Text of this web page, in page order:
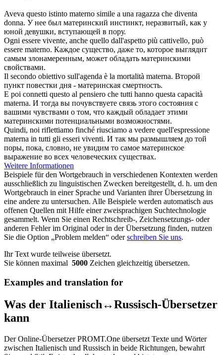
Aveva questo istinto materno simile a una ragazza che diventa
donna. У нее был материнский инстинкт, неразвитый, как у
юной девушки, вступающей в пору.
Ogni essere vivente, anche quello dall'aspetto più cattivello, può
essere materno. Каждое существо, даже то, которое выглядит
самым злонамеренным, может обладать материнскими
свойствами.
Il secondo obiettivo sull'agenda è la mortalità materna. Второй
пункт повестки дня - материнская смертность.
E poi connetti questo al pensiero che tutti hanno questa capacità
materna. И тогда вы почувствуете связь этого состояния с
вашими чувствами о том, что каждый обладает этими
материнскими потенциальными возможностями.
Quindi, noi riflettiamo finché riusciamo a vedere quell'espressione
materna in tutti gli esseri viventi. И так мы размышляем до той
поры, пока, словно, не увидим то самое материнское
выражение во всех человеческих существах.
Weitere Informationen
Beispiele für den Wortgebrauch in verschiedenen Kontexten werden
ausschließlich zu linguistischen Zwecken bereitgestellt, d. h. um den
Wortgebrauch in einer Sprache und Varianten ihrer Übersetzung in
eine andere zu untersuchen. Alle Beispiele werden automatisch aus
offenen Quellen mit Hilfe einer zweisprachigen Suchtechnologie
gesammelt. Wenn Sie einen Rechtschreib-, Zeichensetzungs- oder
anderen Fehler im Original oder in der Übersetzung finden, nutzen
Sie die Option „Problem melden“ oderschreiben Sie uns.
Ihr Text wurde teilweise übersetzt.
Sie können maximal 5000 Zeichen gleichzeitig übersetzen.
Examples and translation for
Was der Italienisch↔Russisch-Übersetzer
kann
Der Online-Übersetzer PROMT.One übersetzt Texte und Wörter
zwischen Italienisch und Russisch in beide Richtungen, bewahrt